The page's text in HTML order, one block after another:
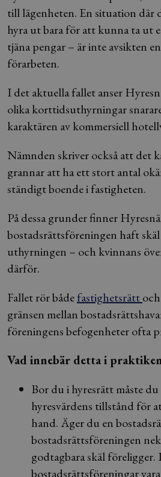
till lägenheten. En situation där
hyra ut bara för att kunna ta ut
tjäna pengar – är inte avsikten
förarbeten.
I det aktuella fallet anser
olika korttidsuthyrningar
karaktären av kommersiell
Nämnden skriver också att det
grannar att ha ett stort antal
ständigt boende i fastigheten.
På dessa grunder finner
bostadsrättsföreningen haft
uthyrningen – och kvinnans
därför.
Fallet rör bådefastighetsrättoch
gränsen mellan
föreningens befogenheter ofta
Vad innebär detta i
Bor du i hyresrätt måste
hyresvärdens tillstånd för
hand. Äger du en
bostadsrättsföreningen
godtagbara skäl
bostadsrättsföreningar